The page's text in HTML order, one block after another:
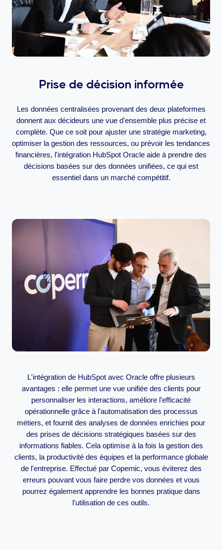
Prise de décision informée
Les données centralisées provenant des deux plateformes
donnent aux décideurs une vue d'ensemble plus précise et
complète. Que ce soit pour ajuster une stratégie marketing,
optimiser la gestion des ressources, ou prévoir les tendances
financières, l'intégration HubSpot Oracle aide à prendre des
décisions basées sur des données unifiées, ce qui est
essentiel dans un marché compétitif.
L'intégration de HubSpot avec Oracle offre plusieurs
avantages : elle permet une vue unifiée des clients pour
personnaliser les interactions, améliore l'efficacité
opérationnelle grâce à l'automatisation des processus
métiers, et fournit des analyses de données enrichies pour
des prises de décisions stratégiques basées sur des
informations fiables. Cela optimise à la fois la gestion des
clients, la productivité des équipes et la performance globale
de l'entreprise. Effectué par Copernic, vous éviterez des
erreurs pouvant vous faire perdre vos données et vous
pourrez également apprendre les bonnes pratique dans
l'utilisation de ces outils.